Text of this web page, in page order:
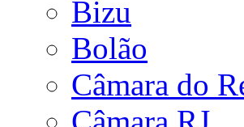
Bizu
Bolão
Câmara do